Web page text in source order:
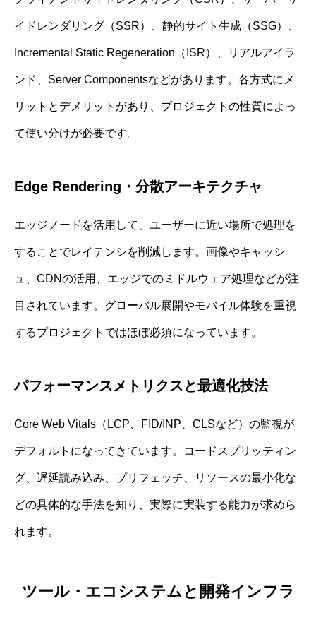
イドレンダリング（SSR）、静的サイト生成（SSG）、
Incremental Static Regeneration（ISR）、リアルアイラ
ンド、Server Componentsなどがあります。各方式にメ
リットとデメリットがあり、プロジェクトの性質によっ
て使い分けが必要です。
Edge Rendering・分散アーキテクチャ
エッジノードを活用して、ユーザーに近い場所で処理を
することでレイテンシを削減します。画像やキャッシ
ュ、CDNの活用、エッジでのミドルウェア処理などが注
目されています。グローバル展開やモバイル体験を重視
するプロジェクトではほぼ必須になっています。
パフォーマンスメトリクスと最適化技法
Core Web Vitals（LCP、FID/INP、CLSなど）の監視が
デフォルトになってきています。コードスプリッティン
グ、遅延読み込み、プリフェッチ、リソースの最小化な
どの具体的な手法を知り、実際に実装する能力が求めら
れます。
ツール・エコシステムと開発インフラ